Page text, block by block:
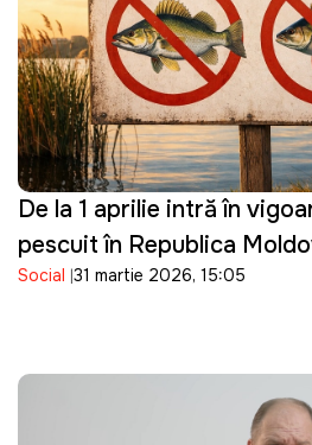
De la 1 aprilie intră în
pescuit în Republica
Social 31 martie 2026, 15:05